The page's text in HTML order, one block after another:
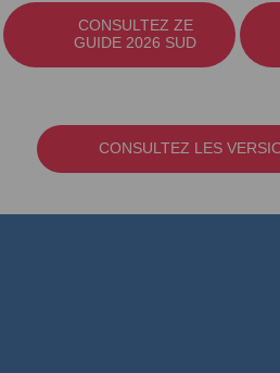
CONSULTEZ ZE
GUIDE 2026 SUD
CONSULTEZ LES